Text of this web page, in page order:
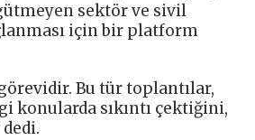
sektör ve sivil
için bir platform
Bu tür toplantılar,
konularda sıkıntı çektiğini,